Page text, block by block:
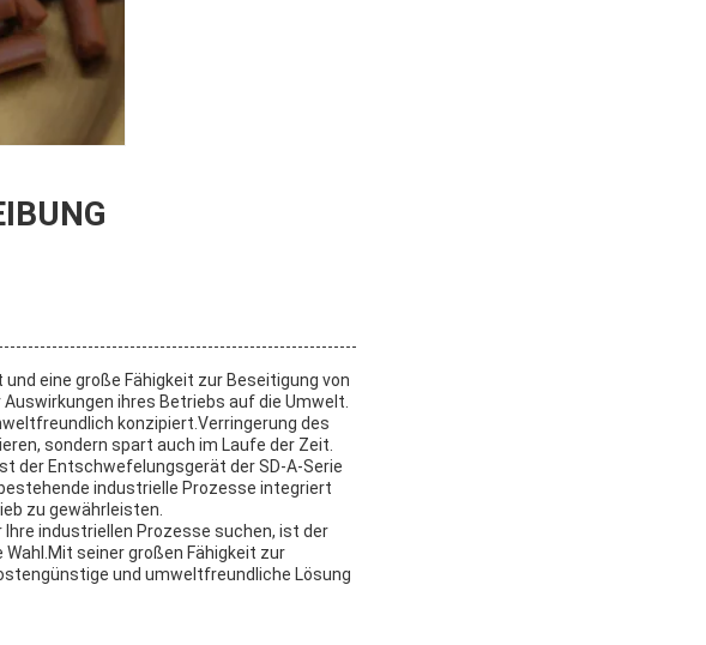
eine große Fähigkeit zur Beseitigung von
ihres Betriebs auf die Umwelt.
konzipiert.Verringerung des
sondern spart auch im Laufe der Zeit.
der Entschwefelungsgerät der SD-A-Serie
industrielle Prozesse integriert
zu gewährleisten.
industriellen Prozesse suchen, ist der
seiner großen Fähigkeit zur
und umweltfreundliche Lösung